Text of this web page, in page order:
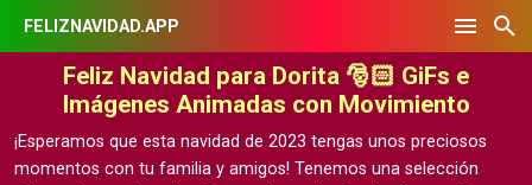
FELIZNAVIDAD.APP
Feliz Navidad para Dorita 🎅🏻 GiFs e
Imágenes Animadas con Movimiento
¡Esperamos que esta navidad de 2023 tengas unos preciosos
momentos con tu familia y amigos! Tenemos una selección